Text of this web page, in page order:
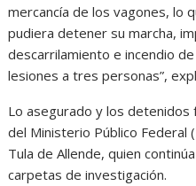
mercancía de los vagones, lo
pudiera detener su marcha,
descarrilamiento e incendio
lesiones a tres personas”,
Lo asegurado y los
del Ministerio Público Federal
Tula de Allende, quien
carpetas de investigación.